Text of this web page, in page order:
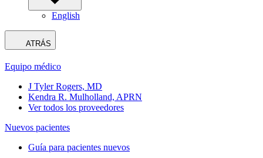
English
ATRÁS
Equipo médico
J Tyler Rogers, MD
Kendra R. Mulholland, APRN
Ver todos los proveedores
Nuevos pacientes
Guía para pacientes nuevos